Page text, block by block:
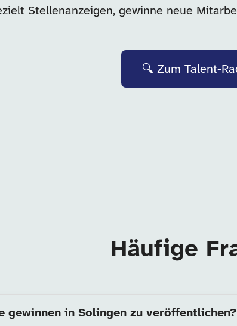
Stellenanzeigen, gewinne neue
🔍 Zum Talent-
Häufige
gewinnen in Solingen zu veröffentlichen?